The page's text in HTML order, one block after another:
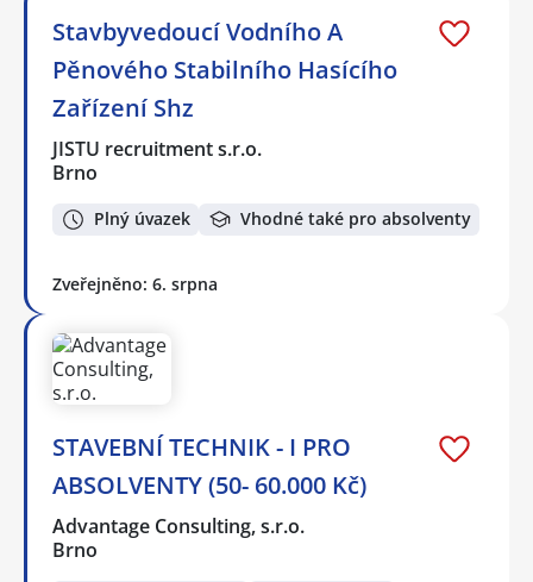
Stavbyvedoucí Vodního A
Pěnového Stabilního Hasícího
Zařízení Shz
JISTU recruitment s.r.o.
Brno
Plný úvazek Vhodné také pro absolventy
Zveřejněno: 6. srpna
STAVEBNÍ TECHNIK - I PRO
ABSOLVENTY (50- 60.000 Kč)
Advantage Consulting, s.r.o.
Brno